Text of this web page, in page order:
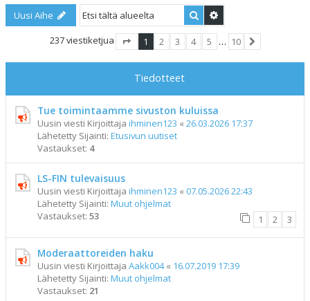
Uusi Aihe Etsi
237 viestiketjua
1 2 3 4 5 … 10
Tiedotteet
Tue toimintaamme sivuston kuluissa
Uusin viesti Kirjoittaja ihminen123 « 26.03.2026 17:37
Lähetetty Sijainti: Etusivun uutiset
Vastaukset: 4
LS-FIN tulevaisuus
Uusin viesti Kirjoittaja ihminen123 « 07.05.2026 22:43
Lähetetty Sijainti: Muut ohjelmat
Vastaukset: 53 1 2 3
Moderaattoreiden haku
Uusin viesti Kirjoittaja Aakk004« 16.07.2019 17:39
Lähetetty Sijainti: Muut ohjelmat
Vastaukset: 21